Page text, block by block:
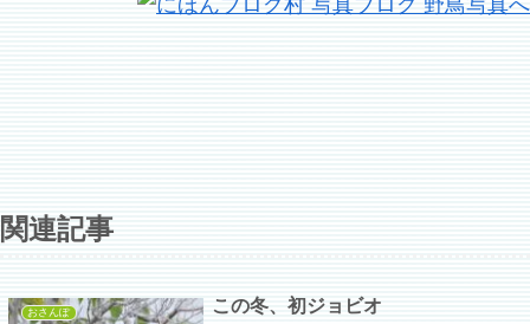
関連記事
おさんぽ この冬、初ジョビオ